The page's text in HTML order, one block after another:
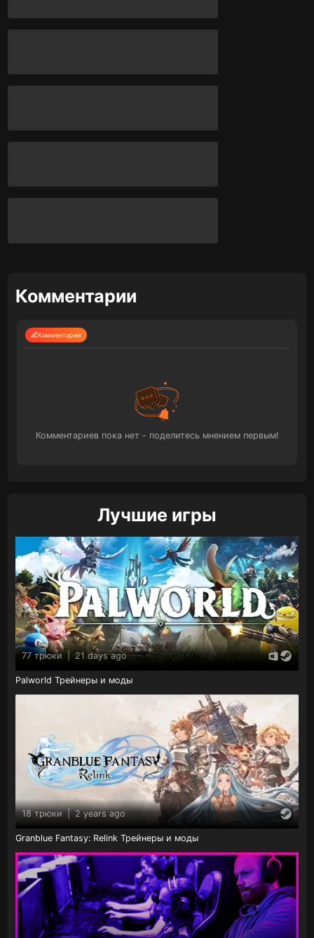
Комментарии
Комментарии
Комментариев пока нет - поделитесь мнением первым!
Лучшие игры
77 трюки | 21 days ago
Palworld Трейнеры и моды
18 трюки | 2 years ago
Granblue Fantasy: Relink Трейнеры и моды